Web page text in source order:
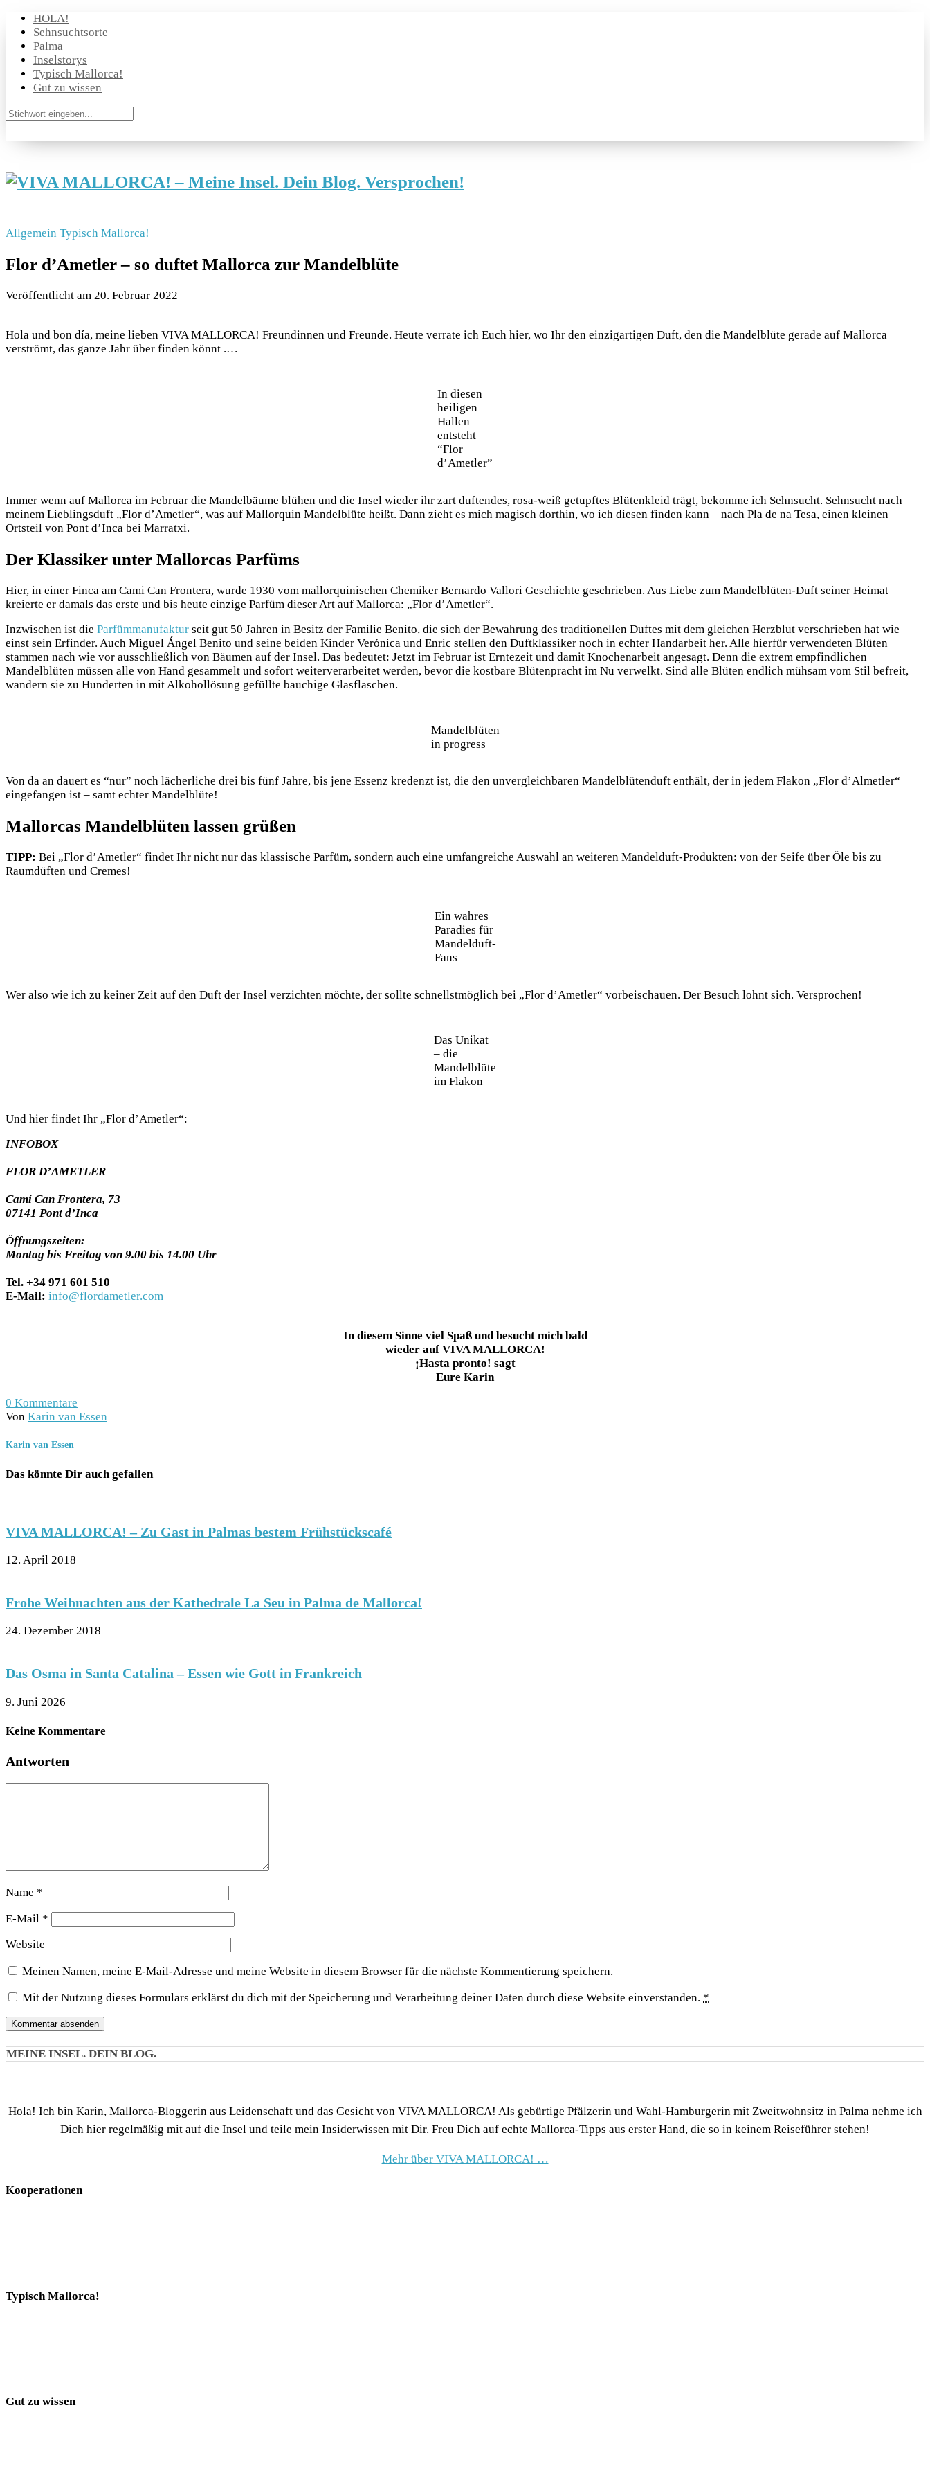
HOLA!
Sehnsuchtsorte
Palma
Inselstorys
Typisch Mallorca!
Gut zu wissen
Allgemein Typisch Mallorca!
Flor d’Ametler – so duftet Mallorca zur Mandelblüte
Veröffentlicht am 20. Februar 2022
Hola und bon día, meine lieben VIVA MALLORCA! Freundinnen und Freunde. Heute verrate ich Euch hier, wo Ihr den einzigartigen Duft, den die Mandelblüte gerade auf Mallorca
verströmt, das ganze Jahr über finden könnt .…
In diesen
heiligen
Hallen
entsteht
“Flor
d’Ametler”
Immer wenn auf Mallorca im Februar die Mandelbäume blühen und die Insel wieder ihr zart duftendes, rosa-weiß getupftes Blütenkleid trägt, bekomme ich Sehnsucht. Sehnsucht nach
meinem Lieblingsduft „Flor d’Ametler“, was auf Mallorquin Mandelblüte heißt. Dann zieht es mich magisch dorthin, wo ich diesen finden kann – nach Pla de na Tesa, einen kleinen
Ortsteil von Pont d’Inca bei Marratxi.
Der Klassiker unter Mallorcas Parfüms
Hier, in einer Finca am Cami Can Frontera, wurde 1930 vom mallorquinischen Chemiker Bernardo Vallori Geschichte geschrieben. Aus Liebe zum Mandelblüten-Duft seiner Heimat
kreierte er damals das erste und bis heute einzige Parfüm dieser Art auf Mallorca: „Flor d’Ametler“.
Inzwischen ist die Parfümmanufaktur seit gut 50 Jahren in Besitz der Familie Benito, die sich der Bewahrung des traditionellen Duftes mit dem gleichen Herzblut verschrieben hat wie
einst sein Erfinder. Auch Miguel Ángel Benito und seine beiden Kinder Verónica und Enric stellen den Duftklassiker noch in echter Handarbeit her. Alle hierfür verwendeten Blüten
stammen nach wie vor ausschließlich von Bäumen auf der Insel. Das bedeutet: Jetzt im Februar ist Erntezeit und damit Knochenarbeit angesagt. Denn die extrem empfindlichen
Mandelblüten müssen alle von Hand gesammelt und sofort weiterverarbeitet werden, bevor die kostbare Blütenpracht im Nu verwelkt. Sind alle Blüten endlich mühsam vom Stil befreit,
wandern sie zu Hunderten in mit Alkohollösung gefüllte bauchige Glasflaschen.
Mandelblüten
in progress
Von da an dauert es “nur” noch lächerliche drei bis fünf Jahre, bis jene Essenz kredenzt ist, die den unvergleichbaren Mandelblütenduft enthält, der in jedem Flakon „Flor d’Almetler“
eingefangen ist – samt echter Mandelblüte!
Mallorcas Mandelblüten lassen grüßen
TIPP: Bei „Flor d’Ametler“ findet Ihr nicht nur das klassische Parfüm, sondern auch eine umfangreiche Auswahl an weiteren Mandelduft-Produkten: von der Seife über Öle bis zu
Raumdüften und Cremes!
Ein wahres
Paradies für
Mandelduft-
Fans
Wer also wie ich zu keiner Zeit auf den Duft der Insel verzichten möchte, der sollte schnellstmöglich bei „Flor d’Ametler“ vorbeischauen. Der Besuch lohnt sich. Versprochen!
Das Unikat
– die
Mandelblüte
im Flakon
Und hier findet Ihr „Flor d’Ametler“:
INFOBOX
FLOR D’AMETLER
Camí Can Frontera, 73
07141 Pont d’Inca
Öffnungszeiten:
Montag bis Freitag von 9.00 bis 14.00 Uhr
Tel. +34 971 601 510
E-Mail: info@flordametler.com
In diesem Sinne viel Spaß und besucht mich bald
wieder auf VIVA MALLORCA!
¡Hasta pronto! sagt
Eure Karin
0 Kommentare
Von Karin van Essen
Karin van Essen
Das könnte Dir auch gefallen
VIVA MALLORCA! – Zu Gast in Palmas bestem Frühstückscafé
12. April 2018
Frohe Weihnachten aus der Kathedrale La Seu in Palma de Mallorca!
24. Dezember 2018
Das Osma in Santa Catalina – Essen wie Gott in Frankreich
9. Juni 2026
Keine Kommentare
Antworten
Name *
E-Mail *
Website
Meinen Namen, meine E-Mail-Adresse und meine Website in diesem Browser für die nächste Kommentierung speichern.
Mit der Nutzung dieses Formulars erklärst du dich mit der Speicherung und Verarbeitung deiner Daten durch diese Website einverstanden. *
MEINE INSEL. DEIN BLOG.
Hola! Ich bin Karin, Mallorca-Bloggerin aus Leidenschaft und das Gesicht von VIVA MALLORCA! Als gebürtige Pfälzerin und Wahl-Hamburgerin mit Zweitwohnsitz in Palma nehme ich
Dich hier regelmäßig mit auf die Insel und teile mein Insiderwissen mit Dir. Freu Dich auf echte Mallorca-Tipps aus erster Hand, die so in keinem Reiseführer stehen!
Mehr über VIVA MALLORCA! …
Kooperationen
Typisch Mallorca!
Gut zu wissen